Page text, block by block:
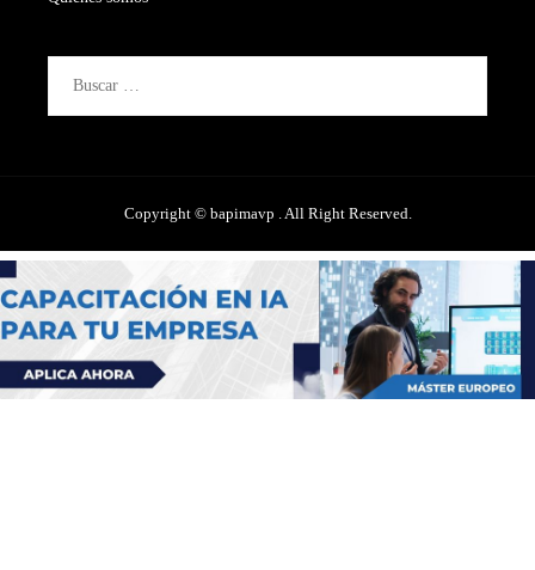
Copyright © bapimavp . All Right Reserved.